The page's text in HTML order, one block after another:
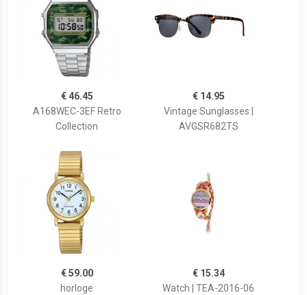
€ 46.45
A168WEC-3EF Retro
Collection
€ 14.95
Vintage Sunglasses |
AVGSR682TS
€ 59.00
horloge
€ 15.34
Watch | TEA-2016-06